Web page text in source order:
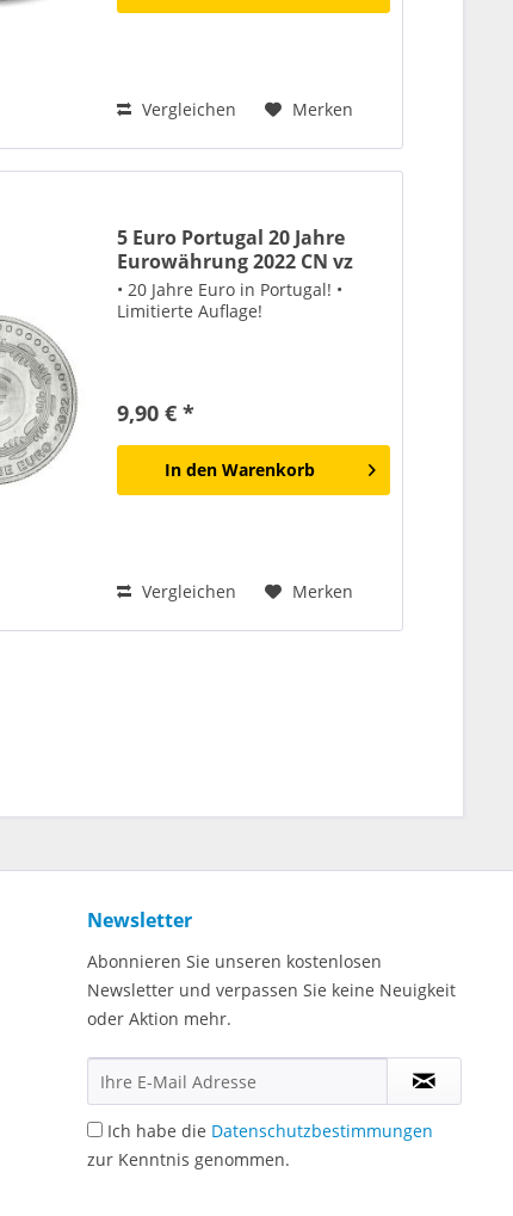
Vergleichen Merken
5 Euro Portugal 20 Jahre
Eurowährung 2022 CN vz
• 20 Jahre Euro in Portugal! •
Limitierte Auflage!
9,90 € *
In den Warenkorb
Vergleichen Merken
Newsletter
Abonnieren Sie unseren kostenlosen
Newsletter und verpassen Sie keine Neuigkeit
oder Aktion mehr.
Ich habe die Datenschutzbestimmungen
zur Kenntnis genommen.